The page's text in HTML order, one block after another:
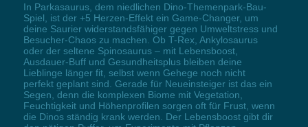
In Parkasaurus, dem niedlichen Dino-Themenpark-Bau-
Spiel, ist der +5 Herzen-Effekt ein Game-Changer, um
deine Saurier widerstandsfähiger gegen Umweltstress und
Besucher-Chaos zu machen. Ob T-Rex, Ankylosaurus
oder der seltene Spinosaurus – mit Lebensboost,
Ausdauer-Buff und Gesundheitsplus bleiben deine
Lieblinge länger fit, selbst wenn Gehege noch nicht
perfekt geplant sind. Gerade für Neueinsteiger ist das ein
Segen, denn die komplexen Biome mit Vegetation,
Feuchtigkeit und Höhenprofilen sorgen oft für Frust, wenn
die Dinos ständig krank werden. Der Lebensboost gibt dir